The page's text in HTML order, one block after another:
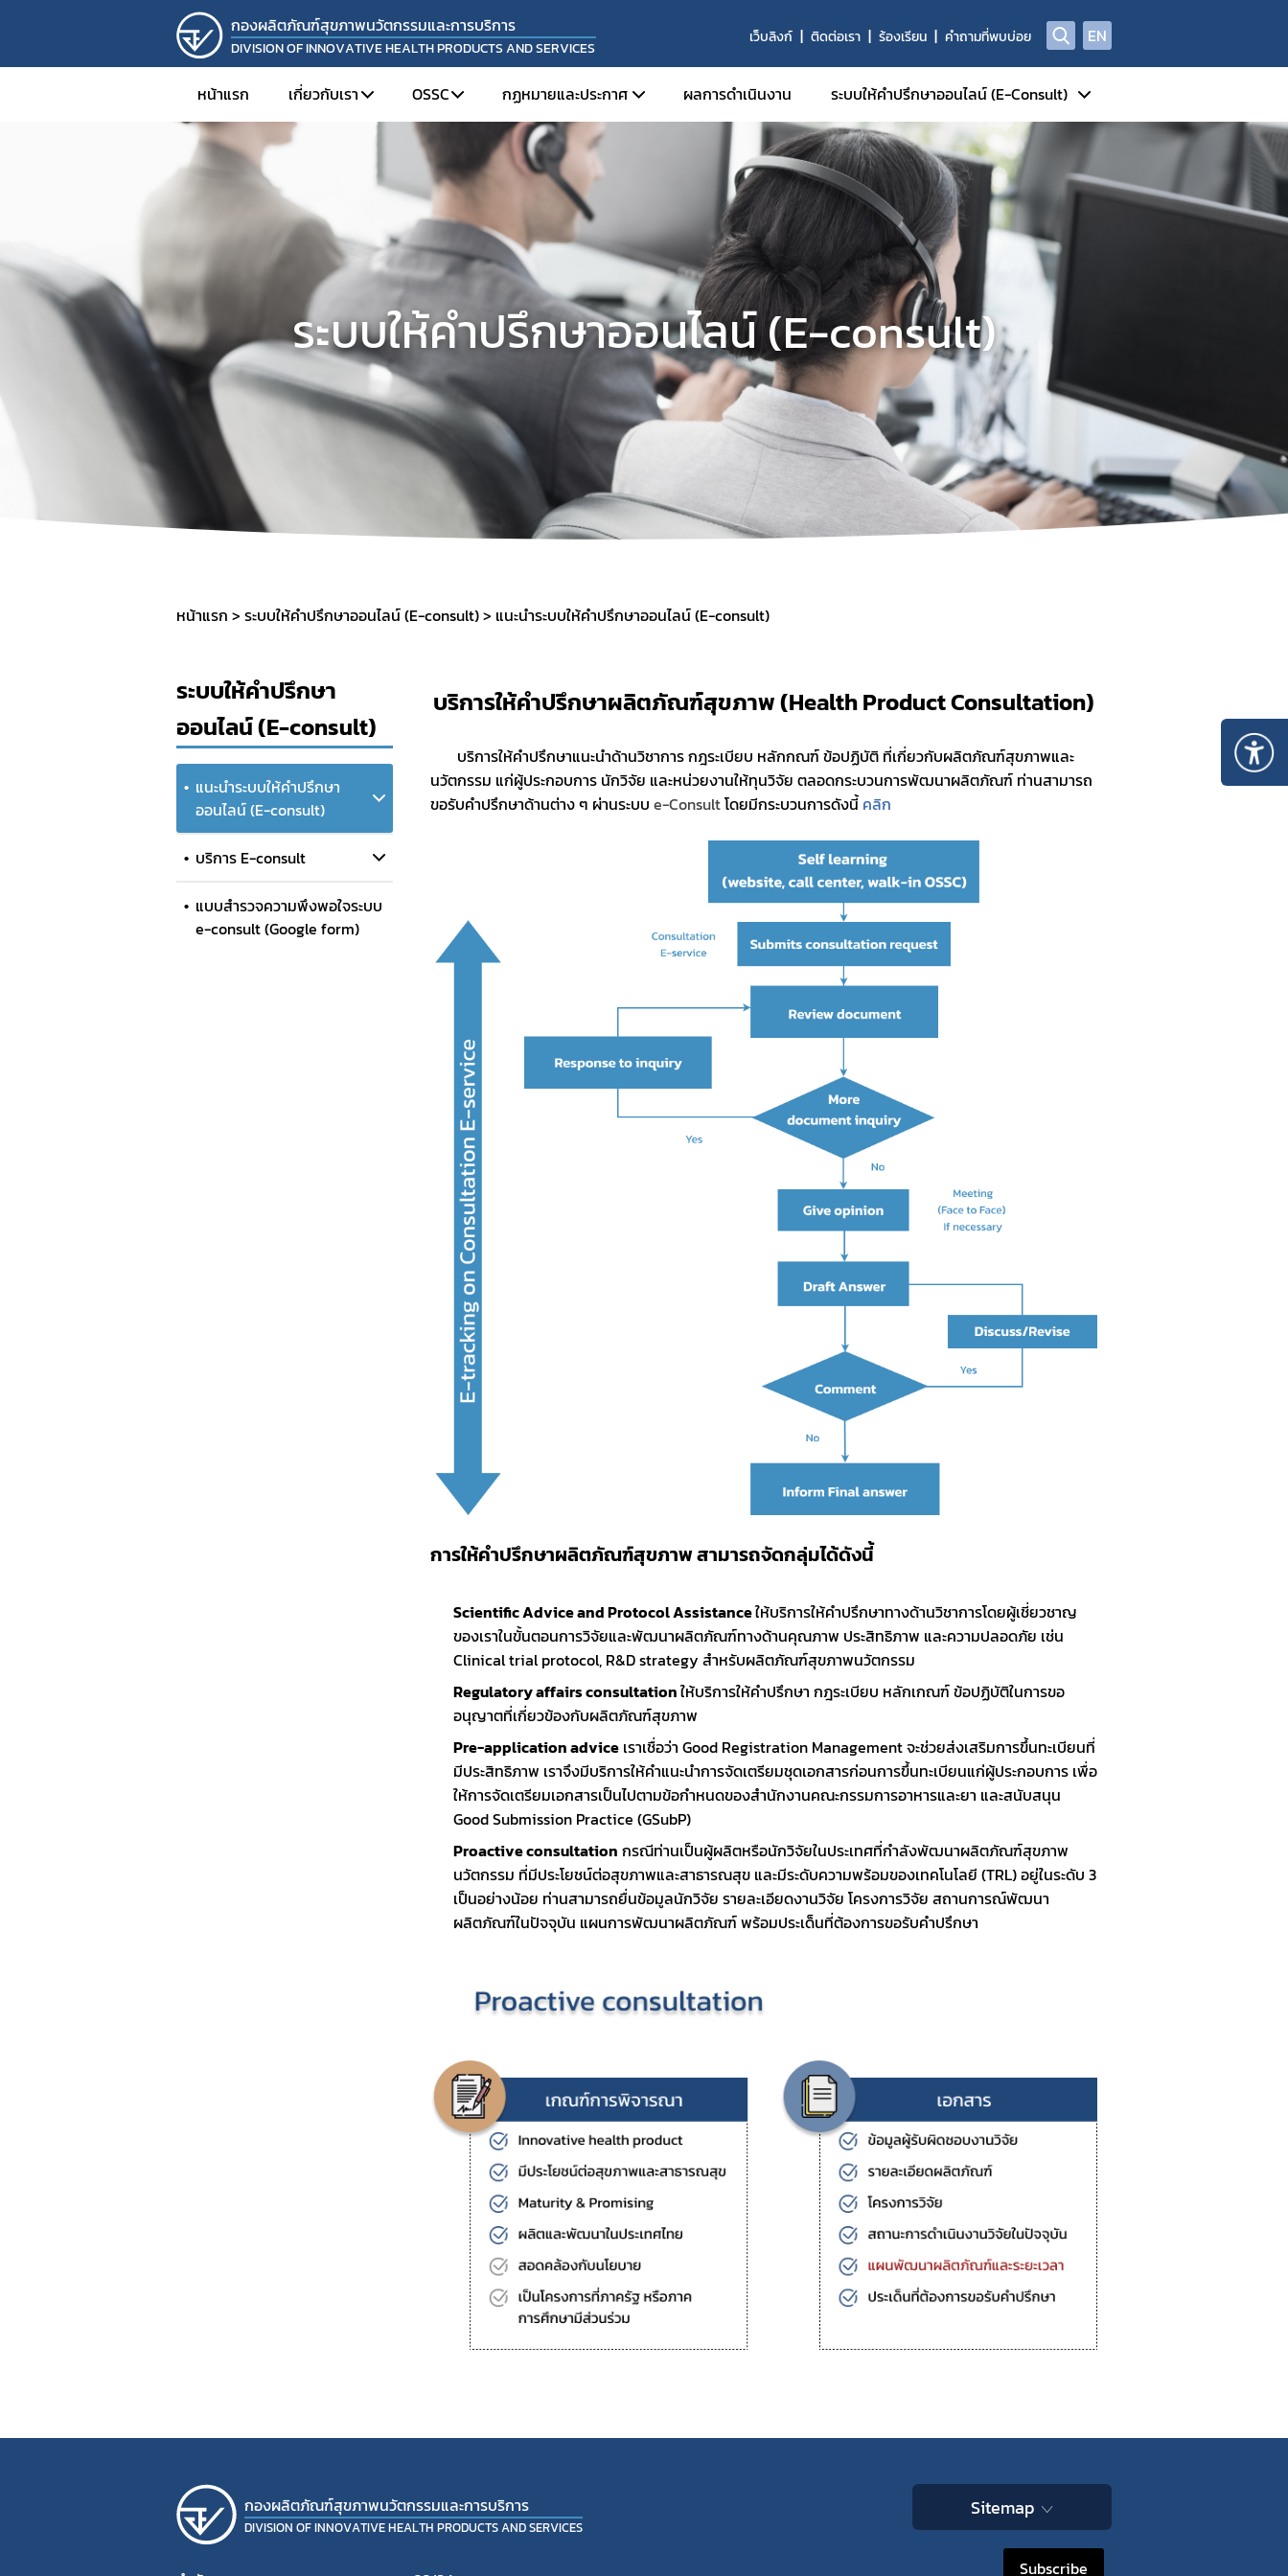
กองผลิตภัณฑ์สุขภาพนวัตกรรมและการบริการ
DIVISION OF INNOVATIVE HEALTH PRODUCTS AND SERVICES
เว็บลิงก์ ติดต่อเรา ร้องเรียน คำถามที่พบบ่อย EN
หน้าแรก เกี่ยวกับเรา
แนะนำหน่วยงาน
วิสัยทัศน์ พันธกิจ และบทบาทหน้าที่
โครงสร้างองค์กร
OSSC
ยื่นคำร้องขอคืนเงิน
กฏหมายและประกาศ
กองอาหาร
กองยา
กองควบคุมเครื่องมือแพทย์
กองควบคุมเครื่องสำอางและวัตถุอันตราย (กลุ่ม
ควบคุมเครื่องสำอาง)
กองผลิตภัณฑ์สมุนไพร
กองควบคุมเครื่องสำอางและวัตถุอันตราย (กลุ่ม
ควบคุมวัตถุอันตราย)
กองควบคุมวัตถุเสพติด
กองด่านอาหารและยา
ผลการดำเนินงาน ระบบให้คำปรึกษาออนไลน์ (E-Consult)
บริการ E-consult
เริ่มใช้บริการ E-consult
แนะนำวิธีใช้งานระบบ E-consult
วิธีใช้งานสำหรับผู้ประกอบการ
คู่มือสำหรับประชาชนรูปแบบ
infographic
คู่มือและวิดิโอสาธิตการใช้งานระบบ
วิธีใช้งานสำหรับเจ้าหน้าที่
แบบฟอร์มที่เกี่ยวข้องกับระบบ E-consult
แบบสำรวจความพึงพอใจระบบ e-consult (Google
Form)
ระบบให้คำปรึกษาออนไลน์ (E-consult)
หน้าแรก ระบบให้คำปรึกษาออนไลน์ (E-consult) แนะนำระบบให้คำปรึกษาออนไลน์ (E-consult)
ระบบให้คำปรึกษา
ออนไลน์ (E-consult)
แนะนำระบบให้คำปรึกษา
ออนไลน์ (E-consult)
บริการ E-consult
แบบสำรวจความพึงพอใจระบบ
e-consult (Google form)
บริการให้คำปรึกษาผลิตภัณฑ์สุขภาพ (Health Product Consultation)
นวัตกรรม แก่ผู้ประกอบการ นักวิจัย และหน่วยงานให้ทุนวิจัย ตลอดกระบวนการพัฒนาผลิตภัณฑ์ ท่านสามารถ
ขอรับคำปรึกษาด้านต่าง ๆ ผ่านระบบ e-Consult โดยมีกระบวนการดังนี้ คลิก
การให้คำปรึกษาผลิตภัณฑ์สุขภาพ สามารถจัดกลุ่มได้ดังนี้
Scientific Advice and Protocol Assistance ให้บริการให้คำปรึกษาทางด้านวิชาการโดยผู้เชี่ยวชาญ
ของเราในขั้นตอนการวิจัยและพัฒนาผลิตภัณฑ์ทางด้านคุณภาพ ประสิทธิภาพ และความปลอดภัย เช่น
Clinical trial protocol, R&D strategy สำหรับผลิตภัณฑ์สุขภาพนวัตกรรม
Regulatory affairs consultation ให้บริการให้คำปรึกษา กฎระเบียบ หลักเกณฑ์ ข้อปฏิบัติในการขอ
อนุญาตที่เกี่ยวข้องกับผลิตภัณฑ์สุขภาพ
Pre-application advice เราเชื่อว่า Good Registration Management จะช่วยส่งเสริมการขึ้นทะเบียนที่
มีประสิทธิภาพ เราจึงมีบริการให้คำแนะนำการจัดเตรียมชุดเอกสารก่อนการขึ้นทะเบียนแก่ผู้ประกอบการ เพื่อ
ให้การจัดเตรียมเอกสารเป็นไปตามข้อกำหนดของสำนักงานคณะกรรมการอาหารและยา และสนับสนุน
Good Submission Practice (GSubP)
Proactive consultation กรณีท่านเป็นผู้ผลิตหรือนักวิจัยในประเทศที่กำลังพัฒนาผลิตภัณฑ์สุขภาพ
นวัตกรรม ที่มีประโยชน์ต่อสุขภาพและสาธารณสุข และมีระดับความพร้อมของเทคโนโลยี (TRL) อยู่ในระดับ 3
เป็นอย่างน้อย ท่านสามารถยื่นข้อมูลนักวิจัย รายละเอียดงานวิจัย โครงการวิจัย สถานการณ์พัฒนา
ผลิตภัณฑ์ในปัจจุบัน แผนการพัฒนาผลิตภัณฑ์ พร้อมประเด็นที่ต้องการขอรับคำปรึกษา
กองผลิตภัณฑ์สุขภาพนวัตกรรมและการบริการ
DIVISION OF INNOVATIVE HEALTH PRODUCTS AND SERVICES
Sitemap
Subscribe
ทดสอบ 2